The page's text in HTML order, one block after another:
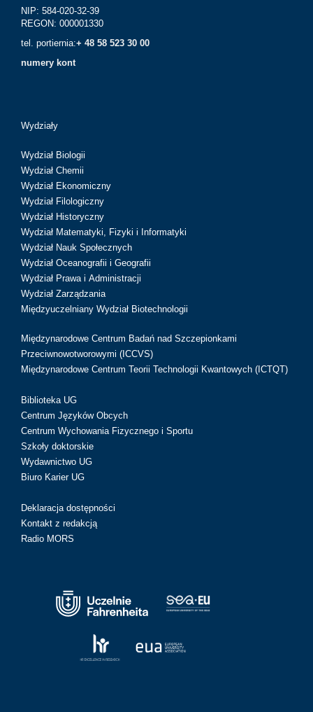
NIP: 584-020-32-39
REGON: 000001330
tel. portiernia:+ 48 58 523 30 00
numery kont
Wydziały
Wydział Biologii
Wydział Chemii
Wydział Ekonomiczny
Wydział Filologiczny
Wydział Historyczny
Wydział Matematyki, Fizyki i Informatyki
Wydział Nauk Społecznych
Wydział Oceanografii i Geografii
Wydział Prawa i Administracji
Wydział Zarządzania
Międzyuczelniany Wydział Biotechnologii
Międzynarodowe Centrum Badań nad Szczepionkami
Przeciwnowotworowymi (ICCVS)
Międzynarodowe Centrum Teorii Technologii Kwantowych (ICTQT)
Biblioteka UG
Centrum Języków Obcych
Centrum Wychowania Fizycznego i Sportu
Szkoły doktorskie
Wydawnictwo UG
Biuro Karier UG
Deklaracja dostępności
Kontakt z redakcją
Radio MORS